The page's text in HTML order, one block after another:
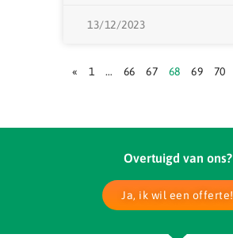
13/12/2023
« 1 … 66 67 68 69 70
Overtuigd van ons?
Ja, ik wil een offerte!